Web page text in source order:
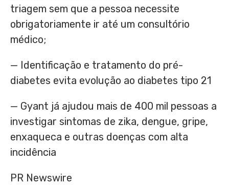
triagem sem que a pessoa necessite
obrigatoriamente ir até um consultório
médico;
— Identificação e tratamento do pré-
diabetes evita evolução ao diabetes tipo 21
— Gyant já ajudou mais de 400 mil pessoas a
investigar sintomas de zika, dengue, gripe,
enxaqueca e outras doenças com alta
incidência
PR Newswire